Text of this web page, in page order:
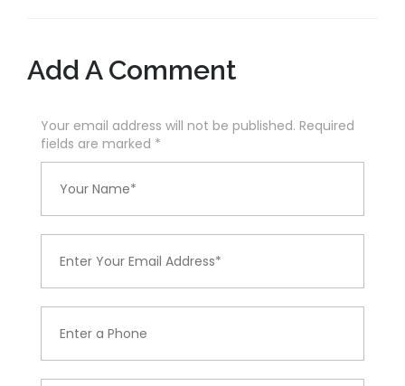
Add A Comment
Your email address will not be published. Required
fields are marked *